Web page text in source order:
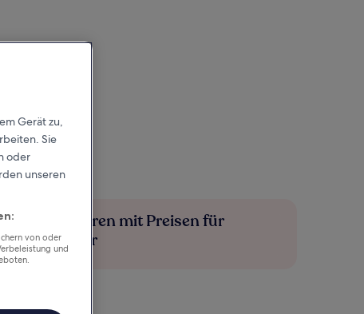
Mehr sparen mit Preisen für
Mitglieder
Gerät zu,
Sie
oder
unseren
von oder
und